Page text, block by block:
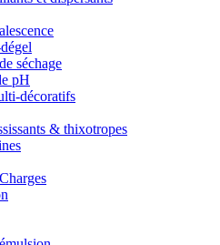
séchage
pH
décoratifs
& thixotropes